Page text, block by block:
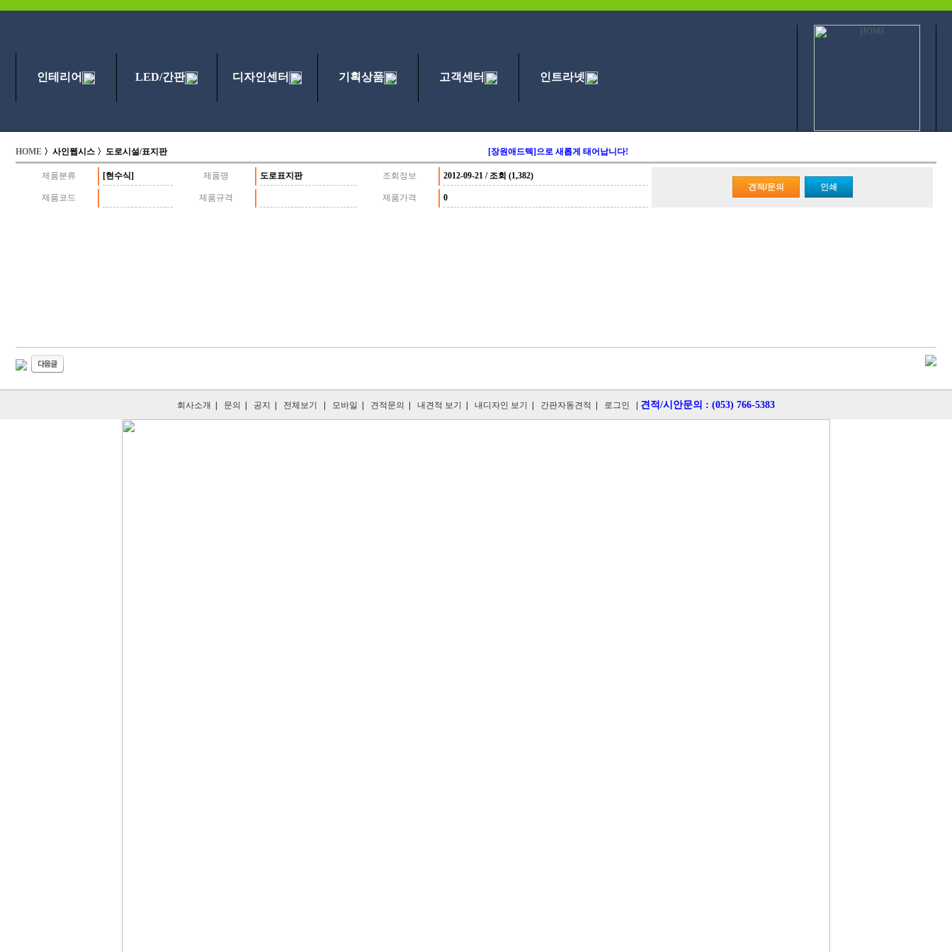
인테리어 LED/간판 디자인센터 기획상품 고객센터 인트라넷
HOME 〉사인웹시스 〉도로시설/표지판 [장원애드텍]으로 새롭게 태어납니다!
제품분류 [현수식] 제품명 도로표지판 조회정보 2012-09-21 / 조회 (1,382)
제품코드 제품규격 제품가격 0
회사소개 문의 공지 전체보기 모바일 견적문의 내견적 보기 내디자인 보기 간판자동견적 로그인 견적/시안문의 : (053) 766-5383